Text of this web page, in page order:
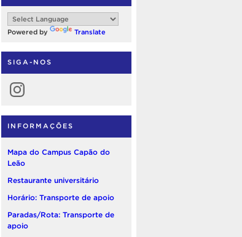
Powered by Translate
SIGA-NOS
Instagram
INFORMAÇÕES
Mapa do Campus Capão do
Leão
Restaurante universitário
Horário: Transporte de apoio
Paradas/Rota: Transporte de
apoio